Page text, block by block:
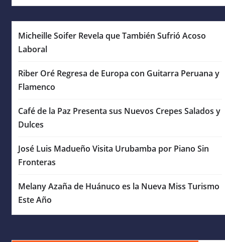
Micheille Soifer Revela que También Sufrió Acoso
Laboral
Riber Oré Regresa de Europa con Guitarra Peruana y
Flamenco
Café de la Paz Presenta sus Nuevos Crepes Salados y
Dulces
José Luis Madueño Visita Urubamba por Piano Sin
Fronteras
Melany Azaña de Huánuco es la Nueva Miss Turismo
Este Año